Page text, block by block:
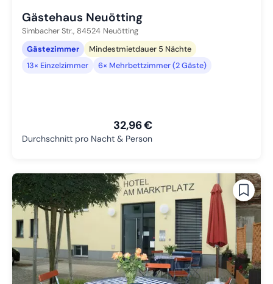
Gästehaus Neuötting
Simbacher Str., 84524 Neuötting
Gästezimmer
Mindestmietdauer 5 Nächte
13× Einzelzimmer
6× Mehrbettzimmer (2 Gäste)
32,96 €
Durchschnitt pro Nacht & Person